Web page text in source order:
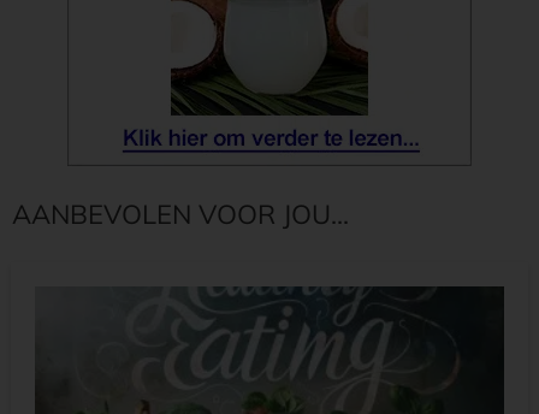
AANBEVOLEN VOOR JOU...